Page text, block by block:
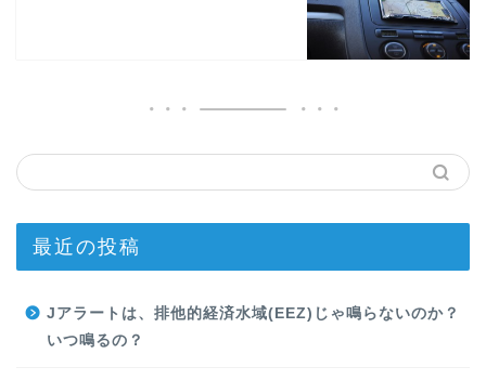
最近の投稿
Jアラートは、排他的経済水域(EEZ)じゃ鳴らないのか？
いつ鳴るの？